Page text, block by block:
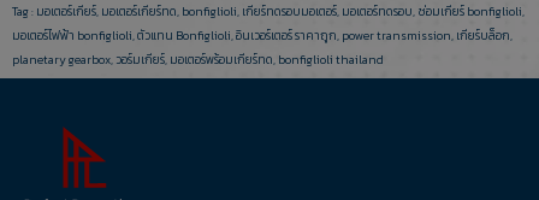
Tag : มอเตอร์เกียร์, มอเตอร์เกียร์ทด, bonfiglioli, เกียร์ทดรอบมอเตอร์, มอเตอร์ทดรอบ, ซ่อมเกียร์ bonfiglioli,
มอเตอร์ไฟฟ้า bonfiglioli,ตัวแทน Bonfiglioli,อินเวอร์เตอร์ ราคาถูก, power transmission, เกียร์บล็อก,
planetary gearbox, วอร์มเกียร์, มอเตอร์พร้อมเกียร์ทด, bonfiglioli thailand